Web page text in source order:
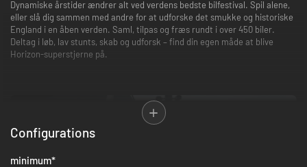
Dynamiske årstider ændrer alt ved verdens bedste bilfestival. Spil alene,
eller slå dig sammen med andre for at udforske det smukke og historiske
England i en åben verden. Saml, tilpas og fræs rundt i over 450 biler.
Deltag i løb, lav stunts, skab og udforsk – find din egen måde at blive
Horizon-superstjerne på.
Configurations
minimum*